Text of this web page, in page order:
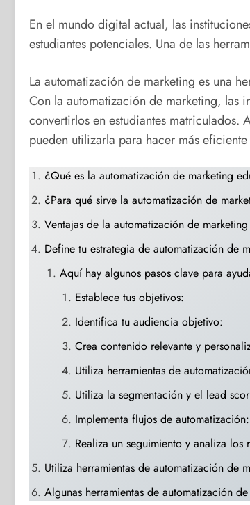
En el mundo digital actual, las
estudiantes potenciales. Una de las
La automatización de marketing es una
Con la automatización de marketing, las
convertirlos en estudiantes matriculados.
pueden utilizarla para hacer más
¿Qué es la automatización de marketing
¿Para qué sirve la automatización de
Ventajas de la automatización de
Define tu estrategia de automatización de
Aquí hay algunos pasos clave para
Establece tus objetivos:
Identifica tu audiencia objetivo:
Crea contenido relevante y
Utiliza herramientas de
Utiliza la segmentación y el lead
Implementa flujos de automatización:
Realiza un seguimiento y analiza los
Utiliza herramientas de automatización de
Algunas herramientas de automatización